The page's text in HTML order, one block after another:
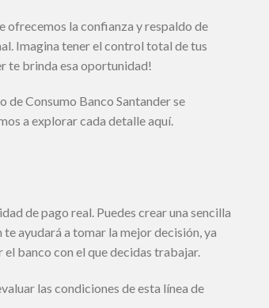
ofrecemos la confianza y respaldo de
Imagina tener el control total de tus
te brinda esa oportunidad!
de Consumo Banco Santander se
a explorar cada detalle aquí.
de pago real. Puedes crear una sencilla
ayudará a tomar la mejor decisión, ya
banco con el que decidas trabajar.
las condiciones de esta línea de